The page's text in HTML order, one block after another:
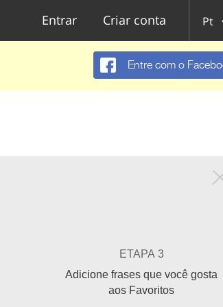
Entrar Criar conta Pt
Entre com o
ETAPA 3
Adicione frases que você gosta
aos Favoritos